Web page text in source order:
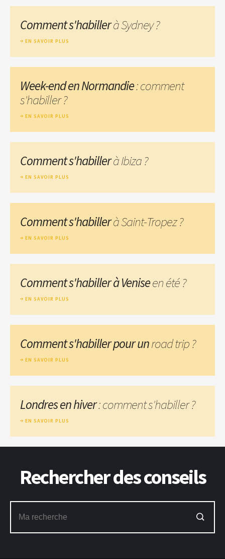
Comment s'habillerà Sydney ?
EN SAVOIR PLUS
Week-end en Normandie: comment
s'habiller ?
EN SAVOIR PLUS
Comment s'habillerà Ibiza ?
EN SAVOIR PLUS
Comment s'habillerà Saint-Tropez ?
EN SAVOIR PLUS
Comment s'habiller à Veniseen été ?
EN SAVOIR PLUS
Comment s'habiller pour unroad trip ?
EN SAVOIR PLUS
Londres en hiver: comment s'habiller ?
EN SAVOIR PLUS
Rechercher des conseils